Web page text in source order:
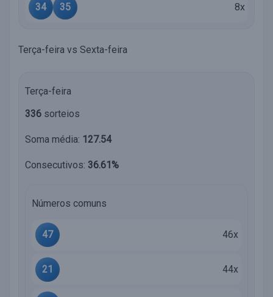
34 35 8x
Terça-feira vs Sexta-feira
Terça-feira
336 sorteios
Soma média: 127.54
Consecutivos: 36.61%
Números comuns
47 46x
21 44x